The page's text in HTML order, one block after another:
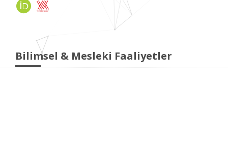
Bilimsel & Mesleki Faaliyetler